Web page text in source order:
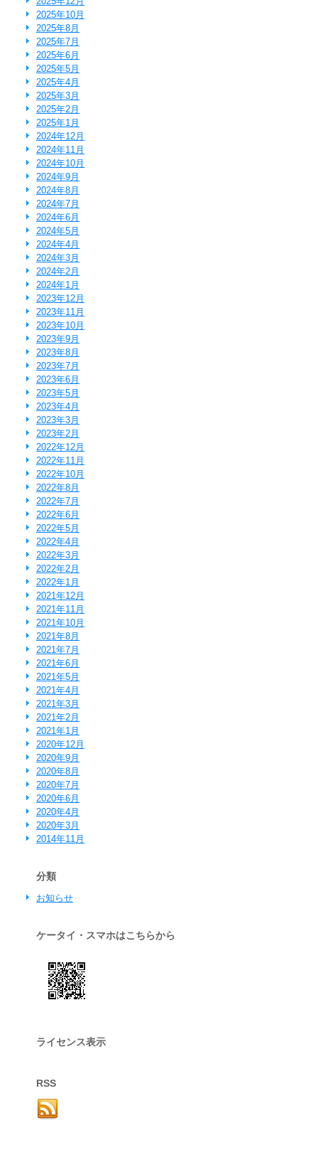
2025年10月
2025年8月
2025年7月
2025年6月
2025年5月
2025年4月
2025年3月
2025年2月
2025年1月
2024年12月
2024年11月
2024年10月
2024年9月
2024年8月
2024年7月
2024年6月
2024年5月
2024年4月
2024年3月
2024年2月
2024年1月
2023年12月
2023年11月
2023年10月
2023年9月
2023年8月
2023年7月
2023年6月
2023年5月
2023年4月
2023年3月
2023年2月
2022年12月
2022年11月
2022年10月
2022年8月
2022年7月
2022年6月
2022年5月
2022年4月
2022年3月
2022年2月
2022年1月
2021年12月
2021年11月
2021年10月
2021年8月
2021年7月
2021年6月
2021年5月
2021年4月
2021年3月
2021年2月
2021年1月
2020年12月
2020年9月
2020年8月
2020年7月
2020年6月
2020年4月
2020年3月
2014年11月
分類
お知らせ
ケータイ・スマホはこちらから
ライセンス表示
RSS